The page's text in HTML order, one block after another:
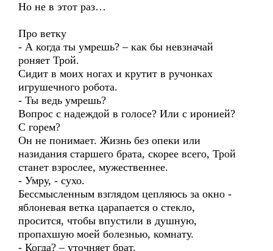
Но не в этот раз…
Про ветку
- А когда ты умрешь? – как бы невзначай
роняет Трой.
Сидит в моих ногах и крутит в ручонках
игрушечного робота.
- Ты ведь умрешь?
Вопрос с надеждой в голосе? Или с иронией?
С горем?
Он не понимает. Жизнь без опеки или
назидания старшего брата, скорее всего, Трой
станет взрослее, мужественнее.
- Умру, - сухо.
Бессмысленным взглядом цепляюсь за окно -
яблоневая ветка царапается о стекло,
просится, чтобы впустили в душную,
пропахшую моей болезнью, комнату.
- Когда? – уточняет брат.